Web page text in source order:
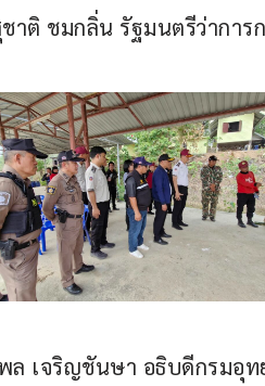
าติ ชมกลิ่น รัฐมนตรีว่ากา
ล เจริญชันษา อธิบดีกรมอุ